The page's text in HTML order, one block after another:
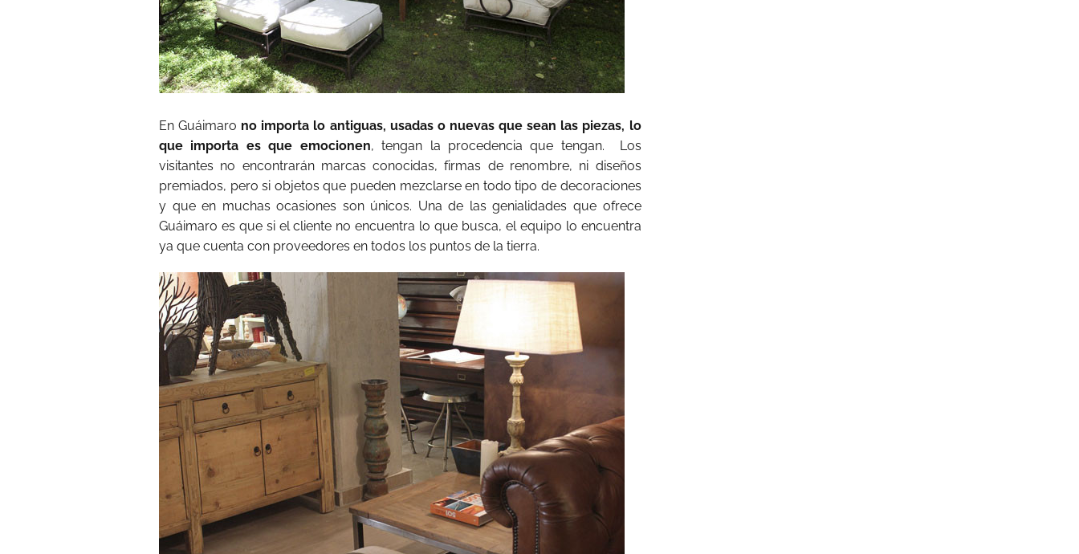
En Guáimaro no importa lo antiguas, usadas o nuevas que sean las piezas, lo
que importa es que emocionen, tengan la procedencia que tengan. Los
visitantes no encontrarán marcas conocidas, firmas de renombre, ni diseños
premiados, pero si objetos que pueden mezclarse en todo tipo de decoraciones
y que en muchas ocasiones son únicos. Una de las genialidades que ofrece
Guáimaro es que si el cliente no encuentra lo que busca, el equipo lo encuentra
ya que cuenta con proveedores en todos los puntos de la tierra.